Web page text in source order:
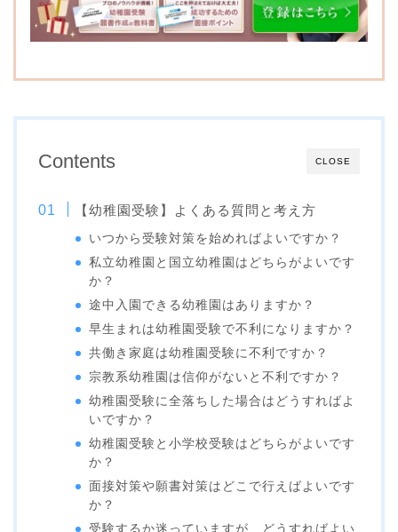
CLOSE
Contents
【幼稚園受験】よくある質問と考え方
いつから受験対策を始めればよいですか？
私立幼稚園と国立幼稚園はどちらがよいです
か？
途中入園できる幼稚園はありますか？
早生まれは幼稚園受験で不利になりますか？
共働き家庭は幼稚園受験に不利ですか？
宗教系幼稚園は信仰がないと不利ですか？
幼稚園受験に全落ちした場合はどうすればよ
いですか？
幼稚園受験と小学校受験はどちらがよいです
か？
面接対策や願書対策はどこで行えばよいです
か？
受験するか迷っていますが、どうすればよい
学習院幼稚園
カリタス幼稚園
品川翔英幼稚園
国立学園附属かたばみ幼
稚園
國學院大學附属幼稚園
暁星幼稚園
光塩幼稚園
上野毛幼稚園
明星幼稚園
東洋英和幼稚園
晃華学園マリアの園幼稚
お茶の水女子大学附属幼
ゆかり文化幼稚園